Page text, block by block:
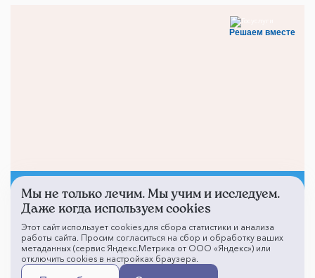
Решаем вместе
Не смогли записаться к
врачу?
Написать о проблеме
Мы не только лечим. Мы учим и исследуем.
Даже когда используем cookies
Этот сайт использует cookies для сбора статистики и анализа
работы сайта. Просим согласиться на сбор и обработку ваших
метаданных (сервис Яндекс.Метрика от ООО «Яндекс») или
отключить cookies в настройках браузера.